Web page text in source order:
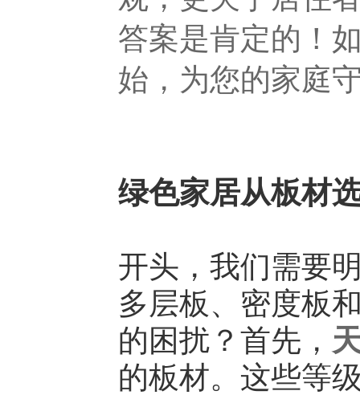
答案是肯定的！
始，为您的家庭
绿色家居从板材
开头，我们需要
多层板、密度板
的困扰？首先，
的板材。这些等